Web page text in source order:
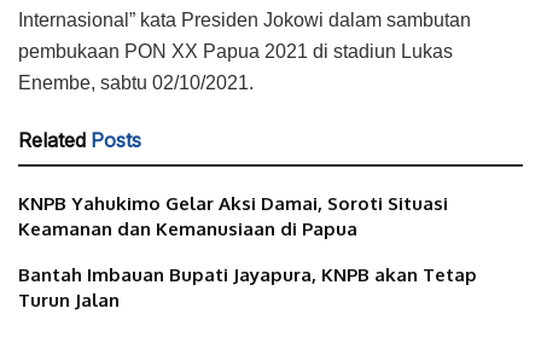
Internasional” kata Presiden Jokowi dalam sambutan
pembukaan PON XX Papua 2021 di stadiun Lukas
Enembe, sabtu 02/10/2021.
Related Posts
KNPB Yahukimo Gelar Aksi Damai, Soroti Situasi
Keamanan dan Kemanusiaan di Papua
Bantah Imbauan Bupati Jayapura, KNPB akan Tetap
Turun Jalan